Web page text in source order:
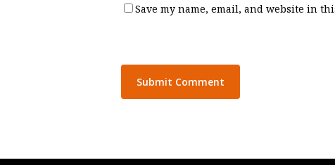
Save my name, email, and website in